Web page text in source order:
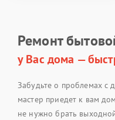
Ремонт
у Вас дома —
Забудьте о проблемах с
мастер приедет к вам
не нужно брать